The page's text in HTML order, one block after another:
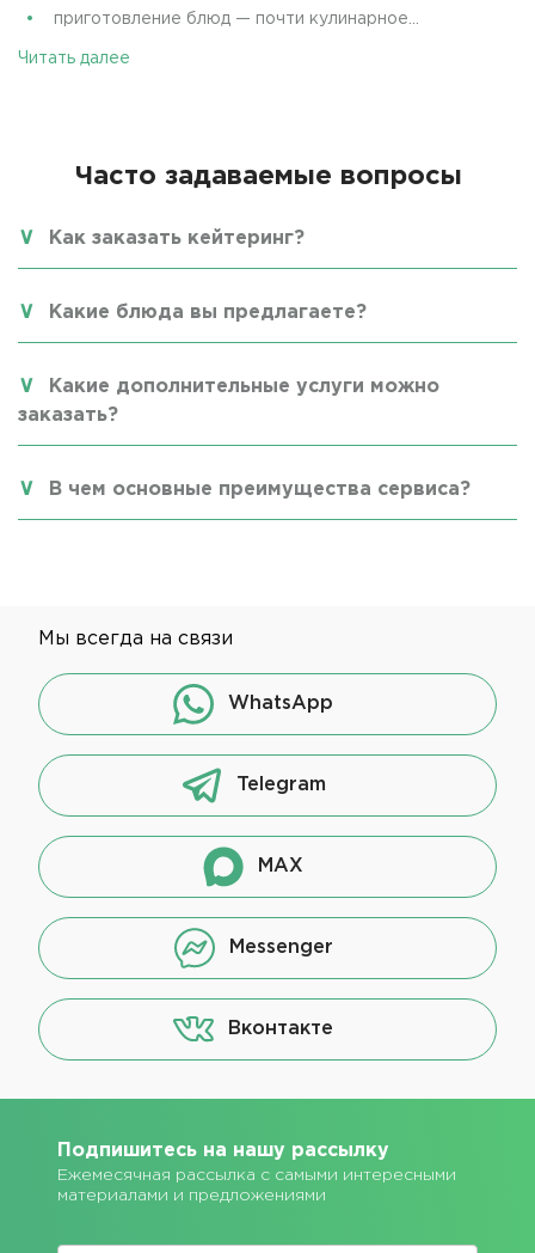
приготовление блюд — почти кулинарное...
Читать далее
Часто задаваемые вопросы
Как заказать кейтеринг?
Какие блюда вы предлагаете?
Какие дополнительные услуги можно
заказать?
В чем основные преимущества сервиса?
Мы всегда на связи
WhatsApp
Telegram
MAX
Messenger
Вконтакте
Подпишитесь на нашу рассылку
Ежемесячная рассылка с самыми интересными
материалами и предложениями